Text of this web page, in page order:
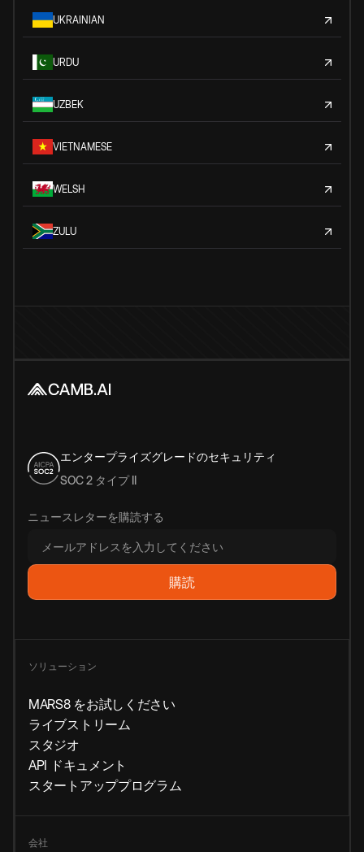
UKRAINIAN
URDU
UZBEK
VIETNAMESE
WELSH
ZULU
エンタープライズグレードのセキュリティ
SOC 2 タイプ II
ニュースレターを購読する
ソリューション
MARS8 をお試しください
ライブストリーム
スタジオ
API ドキュメント
スタートアッププログラム
会社